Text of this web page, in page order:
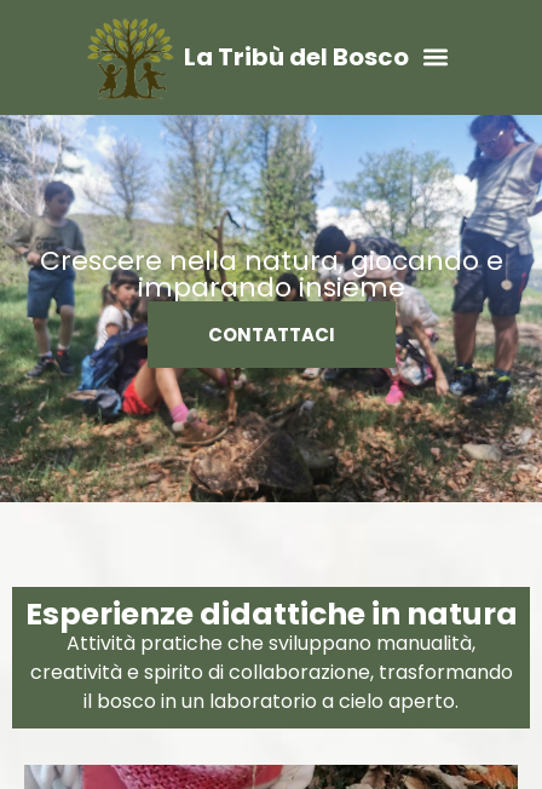
La Tribù del Bosco
Crescere nella natura, giocando e
imparando insieme
CONTATTACI
Esperienze didattiche in natura
Attività pratiche che sviluppano manualità,
creatività e spirito di collaborazione, trasformando
il bosco in un laboratorio a cielo aperto.